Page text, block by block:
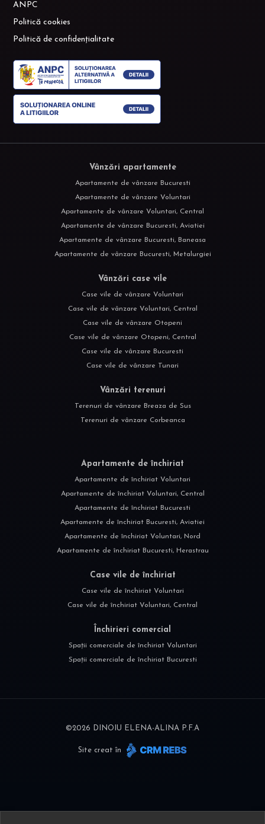
ANPC
Politică cookies
Politică de confidențialitate
Vânzări apartamente
Apartamente de vânzare Bucuresti
Apartamente de vânzare Voluntari
Apartamente de vânzare Voluntari, Central
Apartamente de vânzare Bucuresti, Aviatiei
Apartamente de vânzare Bucuresti, Baneasa
Apartamente de vânzare Bucuresti, Metalurgiei
Vânzări case vile
Case vile de vânzare Voluntari
Case vile de vânzare Voluntari, Central
Case vile de vânzare Otopeni
Case vile de vânzare Otopeni, Central
Case vile de vânzare Bucuresti
Case vile de vânzare Tunari
Vânzări terenuri
Terenuri de vânzare Breaza de Sus
Terenuri de vânzare Corbeanca
Apartamente de închiriat
Apartamente de închiriat Voluntari
Apartamente de închiriat Voluntari, Central
Apartamente de închiriat Bucuresti
Apartamente de închiriat Bucuresti, Aviatiei
Apartamente de închiriat Voluntari, Nord
Apartamente de închiriat Bucuresti, Herastrau
Case vile de închiriat
Case vile de închiriat Voluntari
Case vile de închiriat Voluntari, Central
Închirieri comercial
Spații comerciale de închiriat Voluntari
Spații comerciale de închiriat Bucuresti
©2026 DINOIU ELENA-ALINA P.F.A
Site creat în